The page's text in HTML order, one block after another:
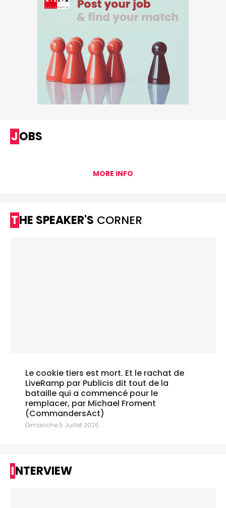
JOBS
MORE INFO
THE SPEAKER'S CORNER
Le cookie tiers est mort. Et le rachat de
LiveRamp par Publicis dit tout de la
bataille qui a commencé pour le
remplacer, par Michael Froment
(CommandersAct)
Dimanche 5 Juillet 2026
INTERVIEW